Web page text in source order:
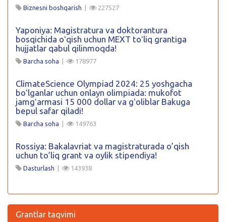
Biznesni boshqarish 227527
Yaponiya: Magistratura va doktorantura
bosqichida oʻqish uchun MEXT toʻliq grantiga
hujjatlar qabul qilinmoqda!
Barcha soha 178977
ClimateScience Olympiad 2024: 25 yoshgacha
boʻlganlar uchun onlayn olimpiada: mukofot
jamgʻarmasi 15 000 dollar va gʻoliblar Bakuga
bepul safar qiladi!
Barcha soha 149763
Rossiya: Bakalavriat va magistraturada o’qish
uchun to’liq grant va oylik stipendiya!
Dasturlash 143938
Grantlar taqvimi